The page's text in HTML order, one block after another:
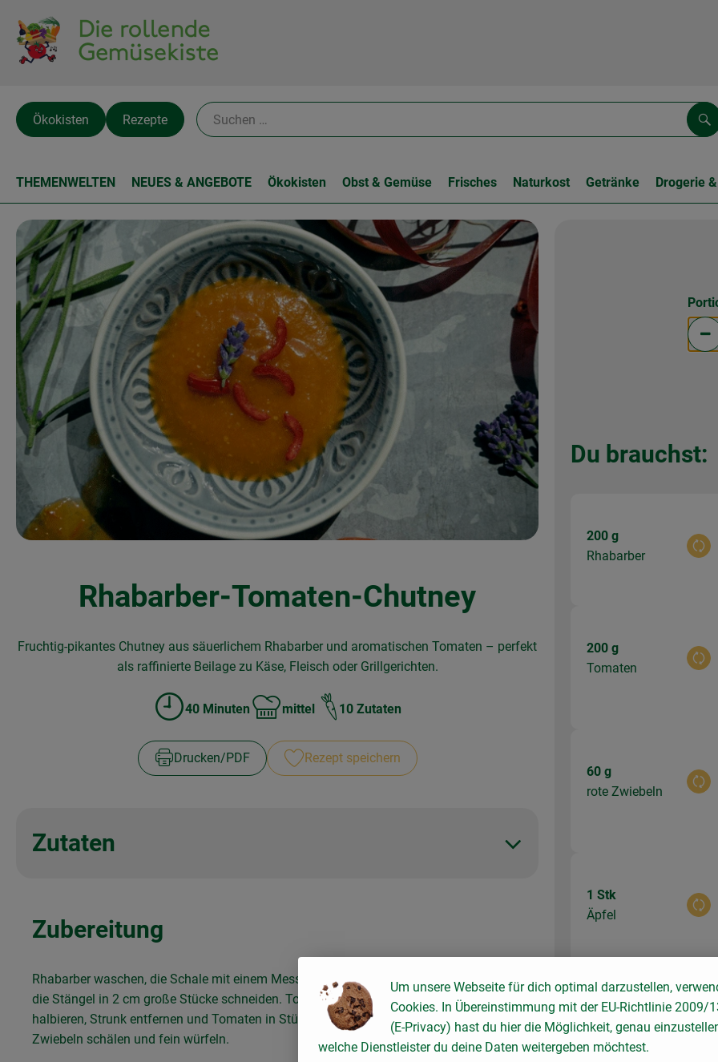
Ökokisten Rezepte
THEMENWELTEN NEUES & ANGEBOTE Ökokisten Obst & Gemüse Frisches Naturkost Getränke Drogerie
Rhabarber-Tomaten-Chutney
Fruchtig-pikantes Chutney aus säuerlichem Rhabarber und aromatischen Tomaten – perfekt
als raffinierte Beilage zu Käse, Fleisch oder Grillgerichten.
Zubreitungszeit:
40 Minuten
Schwierigkeit:
mittel 10 Zutaten
Drucken​/​PDF Rezept speichern
Zutaten
Zubereitung
Rhabarber waschen, die Schale mit einem Messer abziehen und
die Stängel in 2 cm große Stücke schneiden. Tomaten waschen,
halbieren, Strunk entfernen und Tomaten in Stücke schneiden.
Zwiebeln schälen und fein würfeln.
Du brauchst:
200 g
Rhabarber
200 g
Tomaten
60 g
rote Zwiebeln
1 Stk
Äpfel
Du hast
Um unsere Webseite für dich optimal darzustellen,
Cookies. In Übereinstimmung mit der EU-Richtlinie 2009/
(E-Privacy) hast du hier die Möglichkeit, genau
welche Dienstleister du deine Daten weitergeben möchtest.